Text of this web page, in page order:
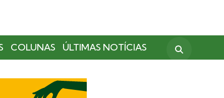
COLUNAS ÚLTIMAS NOTÍCIAS